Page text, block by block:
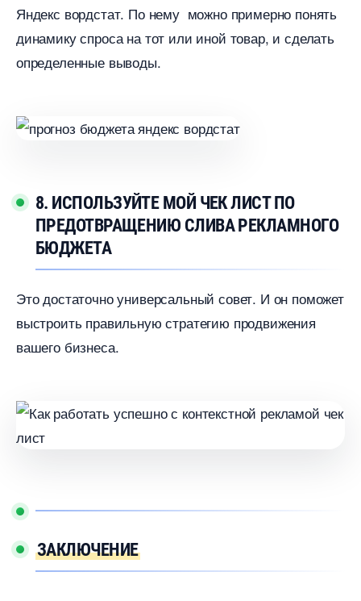
Яндекс вордстат. По нему можно примерно понять
динамику спроса на тот или иной товар, и сделать
определенные выводы.
8. ИСПОЛЬЗУЙТЕ МОЙ ЧЕК ЛИСТ ПО
ПРЕДОТВРАЩЕНИЮ СЛИВА РЕКЛАМНОГО
БЮДЖЕТА
Это достаточно универсальный совет. И он поможет
ыстроить правильную стратегию продвижения
ашего бизнеса.
ЗАКЛЮЧЕНИЕ